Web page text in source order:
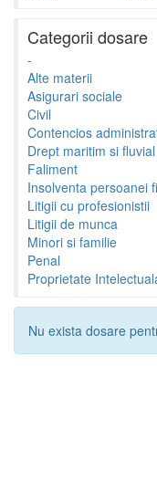
Categorii dosare
-
Alte materii
Asigurari sociale
Civil
Contencios
Drept maritim si fluvial
Faliment
Insolventa persoanei
Litigii cu profesionistii
Litigii de munca
Minori si familie
Penal
Proprietate
Nu exista dosare